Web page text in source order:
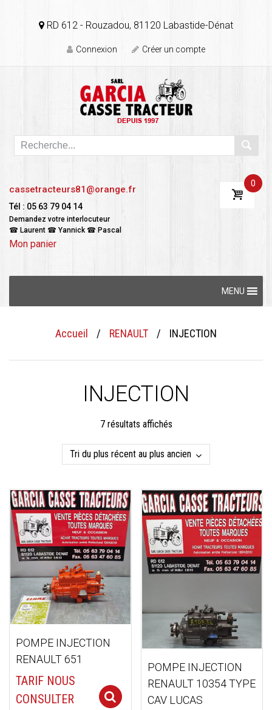
RD 612 - Rouzadou, 81120 Labastide-Dénat
Connexion Créer un compte
cassetracteurs81@orange.fr
Tél : 05 63 79 04 14
Demandez votre interlocuteur
☎ Laurent ☎ Yannick ☎ Pascal
Mon panier
0
MENU
Accueil / RENAULT / INJECTION
INJECTION
7 résultats affichésTrié
du
plus
au
plus
ancien
POMPE INJECTION
RENAULT 651
TARIF NOUS
CONSULTER
Select options
POMPE INJECTION
RENAULT 10354 TYPE
CAV LUCAS